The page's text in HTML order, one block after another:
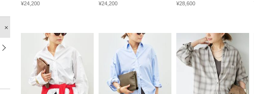
¥24,200
¥24,200
¥28,600